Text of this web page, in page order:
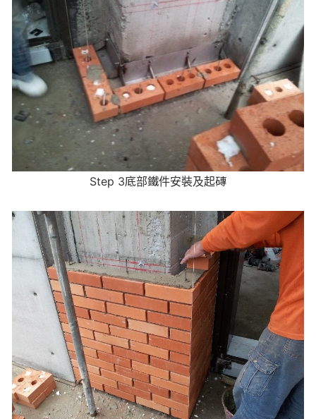
Step 3底部鐵件安裝及起磚